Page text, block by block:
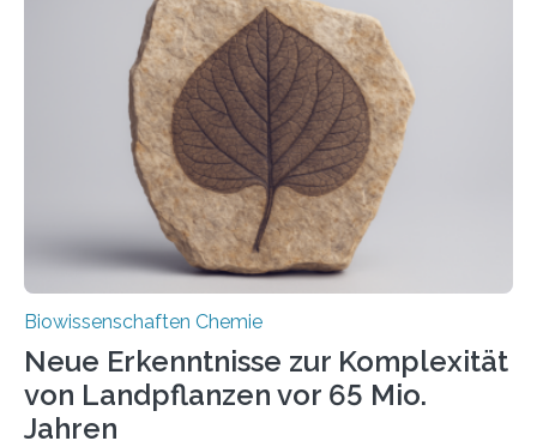
und Dr. Ismaila Francis Yusuf hat nun einen bislang
unbekannten Qualitätskontrollmechanismus des
peroxisomalen Proteintransports in der Bäckerhefe
Saccharomyces cerevisiae entdeckt, der für die
Funktionsfähigkeit der Organellen entscheidend ist. Die
Studie wurde am 28. Oktober 2025 in der
Fachzeitschrift…
Biowissenschaften Chemie
Neue Erkenntnisse zur Komplexität
von Landpflanzen vor 65 Mio.
Jahren